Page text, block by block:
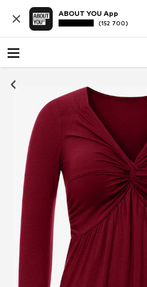
ABOUT YOU App
(152 700)